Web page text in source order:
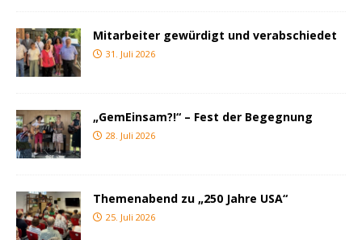
Mitarbeiter gewürdigt und verabschiedet
31. Juli 2026
„GemEinsam?!“ – Fest der Begegnung
28. Juli 2026
Themenabend zu „250 Jahre USA“
25. Juli 2026